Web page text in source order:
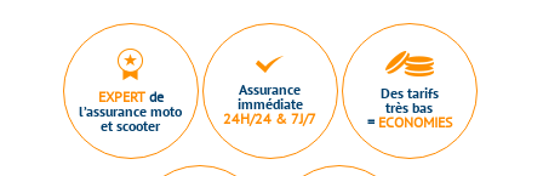
EXPERTde
l’assurance moto
et scooter
Assurance
immédiate
24H/24 & 7J/7
Des tarifs
très bas
= ECONOMIES